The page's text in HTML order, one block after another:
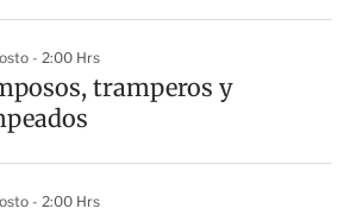
- 2:00 Hrs
tramperos y
- 2:00 Hrs